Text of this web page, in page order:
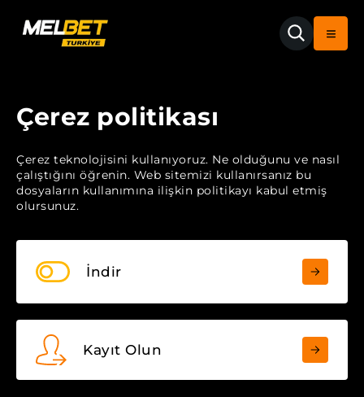
Çerez politikası
Çerez teknolojisini kullanıyoruz. Ne olduğunu ve nasıl
çalıştığını öğrenin. Web sitemizi kullanırsanız bu
dosyaların kullanımına ilişkin politikayı kabul etmiş
olursunuz.
İndir
Kayıt Olun